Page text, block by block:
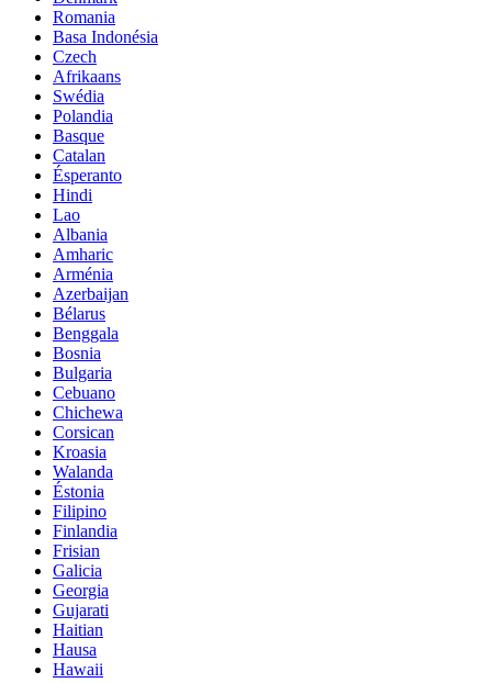
Romania
Basa Indonésia
Czech
Afrikaans
Swédia
Polandia
Basque
Catalan
Ésperanto
Hindi
Lao
Albania
Amharic
Arménia
Azerbaijan
Bélarus
Benggala
Bosnia
Bulgaria
Cebuano
Chichewa
Corsican
Kroasia
Walanda
Éstonia
Filipino
Finlandia
Frisian
Galicia
Georgia
Gujarati
Haitian
Hausa
Hawaii